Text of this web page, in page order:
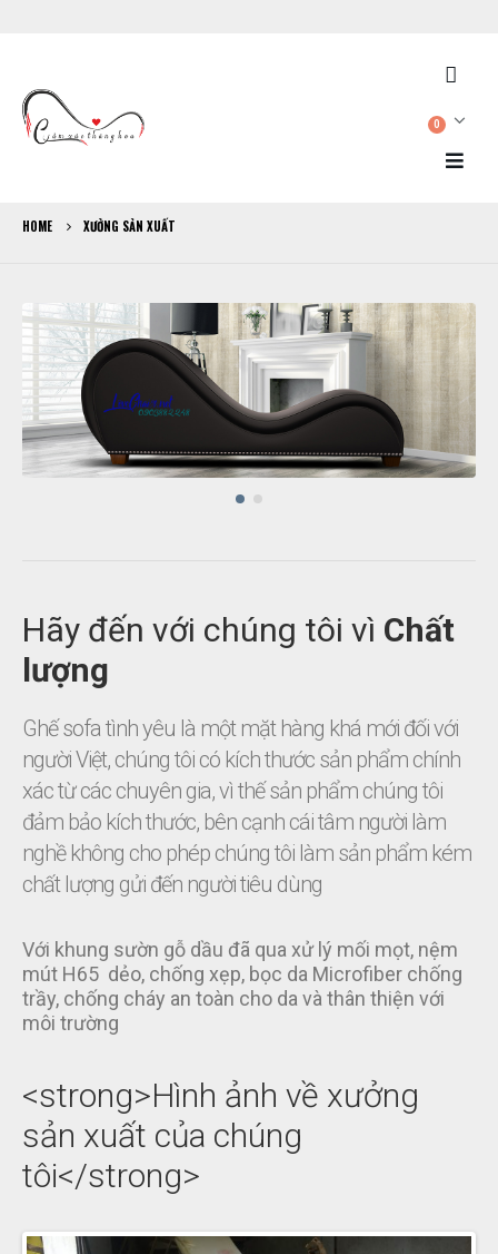
0
HOME XƯỞNG SẢN XUẤT
Hãy đến với chúng tôi vì Chất
lượng
Ghế sofa tình yêu là một mặt hàng khá mới đối với
người Việt, chúng tôi có kích thước sản phẩm chính
xác từ các chuyên gia, vì thế sản phẩm chúng tôi
đảm bảo kích thước, bên cạnh cái tâm người làm
nghề không cho phép chúng tôi làm sản phẩm kém
chất lượng gửi đến người tiêu dùng
Với khung sườn gỗ dầu đã qua xử lý mối mọt, nệm
mút H65 dẻo, chống xẹp, bọc da Microfiber chống
trầy, chống cháy an toàn cho da và thân thiện với
môi trường
<strong>Hình ảnh về xưởng
sản xuất của chúng
tôi</strong>